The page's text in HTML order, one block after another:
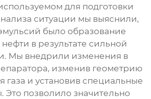
для подготовки
ситуации мы выяснили,
было образование
в результате сильной
Мы внедрили изменения в
изменив геометрию
газа и установив специальные
Это позволило значительно